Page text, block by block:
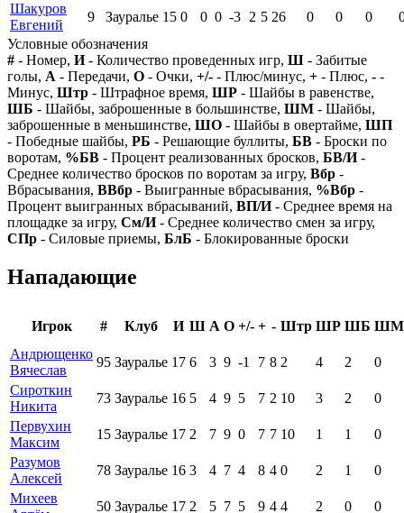
Шакуров
Евгений
9 Зауралье 15 0 0 0 -3 2 5 26 0 0 0
Условные обозначения
# - Номер, И- Количество проведенных игр, Ш - Забитые
голы, А - Передачи, О - Очки, +/- - Плюс/минус, + - Плюс, - -
Минус, Штр - Штрафное время, ШР - Шайбы в равенстве,
ШБ - Шайбы, заброшенные в большинстве, ШМ - Шайбы,
заброшенные в меньшинстве, ШО - Шайбы в овертайме, ШП
- Победные шайбы, РБ - Решающие буллиты, БВ - Броски по
воротам, %БВ - Процент реализованных бросков, БВ/И-
Среднее количество бросков по воротам за игру, Вбр -
Вбрасывания, ВВбр - Выигранные вбрасывания, %Вбр -
Процент выигранных вбрасываний, ВП/И- Среднее время на
площадке за игру, См/И- Среднее количество смен за игру,
СПр - Силовые приемы, БлБ - Блокированные броски
Нападающие
Игрок # Клуб И Ш А О +/- + - Штр ШР ШБ ШМ
Андрющенко
Вячеслав
95 Зауралье 17 6 3 9 -1 7 8 2 4 2
0
Сироткин
Никита
73 Зауралье 16 5 4 9 5 7 2 10 3 2
0
Первухин
Максим
15 Зауралье 17 2 7 9 0 7 7 10 1 1
0
Разумов
Алексей
78 Зауралье 16 3 4 7 4 8 4 0 2 1
0
Михеев
50 Зауралье 17 2 5 7 5 9 4 4 2 0 0